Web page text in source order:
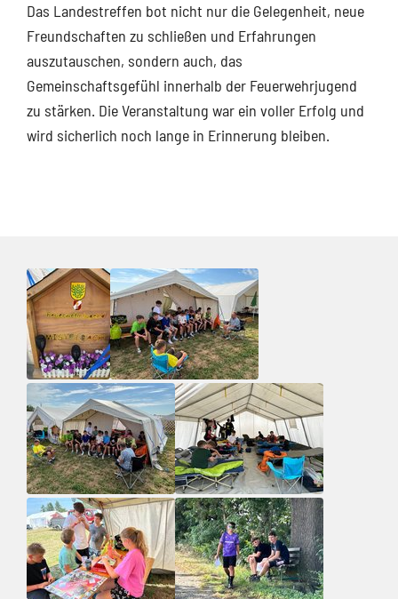
Das Landestreffen bot nicht nur die Gelegenheit, neue
Freundschaften zu schließen und Erfahrungen
auszutauschen, sondern auch, das
Gemeinschaftsgefühl innerhalb der Feuerwehrjugend
zu stärken. Die Veranstaltung war ein voller Erfolg und
wird sicherlich noch lange in Erinnerung bleiben.